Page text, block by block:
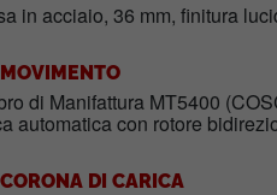
in acciaio, 36 mm, finitura
MOVIMENTO
di Manifattura MT5400
automatica con rotore
CORONA DI CARICA